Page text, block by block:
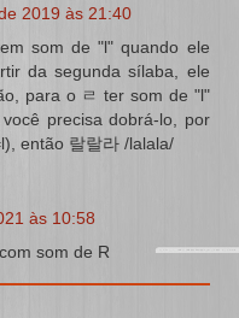
2019 às 21:40
som de "l" quando ele
da segunda sílaba, ele
para o ㄹ ter som de "l"
precisa dobrá-lo, por
então 랄랄라 /lalala/
às 10:58
som de R